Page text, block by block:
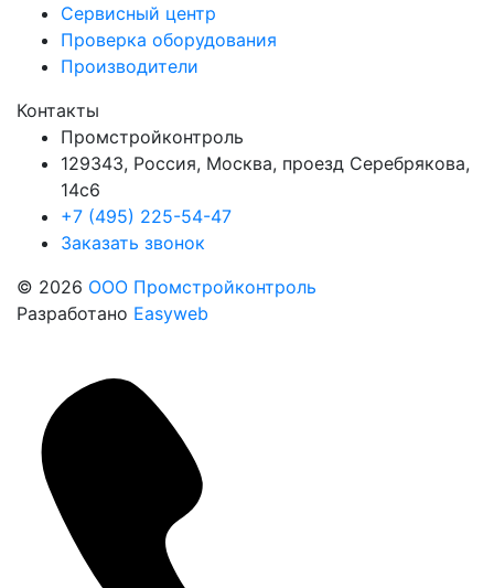
Сервисный центр
Проверка оборудования
Производители
Контакты
Промстройконтроль
129343, Россия, Москва, проезд Серебрякова,
14с6
+7 (495) 225-54-47
Заказать звонок
© 2026 ООО Промстройконтроль
Разработано Easyweb